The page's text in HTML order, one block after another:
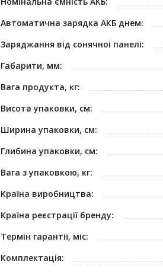
Автоматична зарядка АКБ днем:
Заряджання від сонячноі панелі:
Габарити, мм:
Вага продукта, кг:
Висота упаковки, см:
Ширина упаковки, см:
Глибина упаковки, см:
Вага з упаковкою, кг:
Країна виробництва:
Країна реєстрації бренду:
Термін гарантії, міс:
Комплектація: